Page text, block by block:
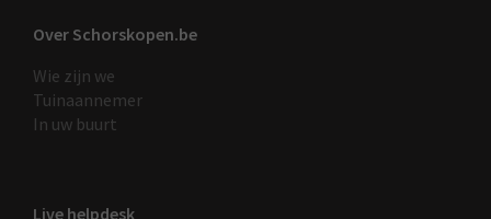
Over Schorskopen.be
Wie zijn we
Tuinaannemer
In uw buurt
Live helpdesk